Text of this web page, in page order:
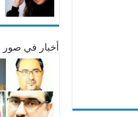
أخبار في صور